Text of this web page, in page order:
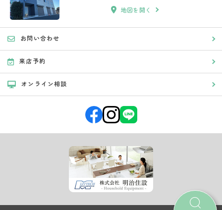
地図を開く
お問い合わせ
来店予約
オンライン相談